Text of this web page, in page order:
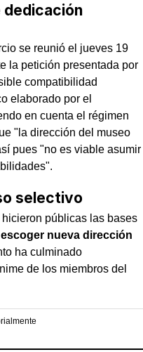
dedicación
se reunió el jueves 19
la petición presentada por
compatibilidad
elaborado por el
en cuenta el régimen
"la dirección del museo
pues "no es viable asumir
selectivo
públicas las bases
escoger nueva dirección
ha culminado
de los miembros del